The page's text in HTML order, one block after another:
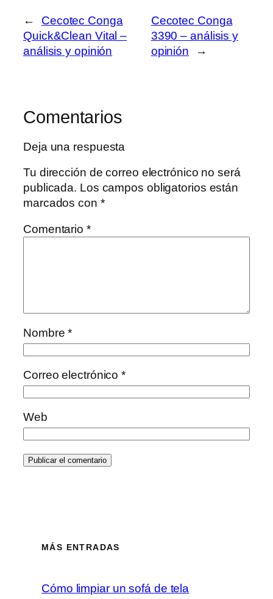
←
Cecotec Conga
Quick&Clean Vital –
análisis y opinión
Cecotec Conga
3390 – análisis y
opinión
→
Comentarios
Deja una respuesta
Tu dirección de correo electrónico no será
publicada. Los campos obligatorios están
marcados con *
Comentario *
Nombre*
Correo electrónico*
Web
MÁS ENTRADAS
Cómo limpiar un sofá de tela